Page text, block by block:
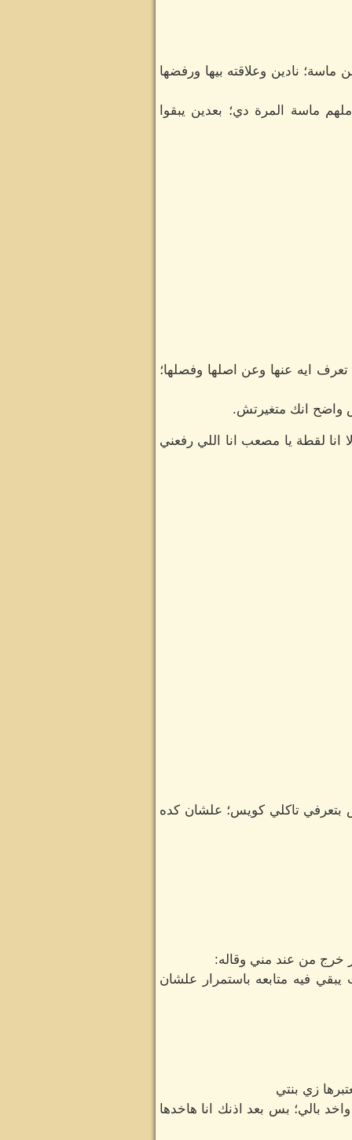
نادين وعلاقته بيها ورفضها
ماسة المرة دي؛ بعدين يبقوا
ايه عنها وعن اصلها وفصلها؛
واضح انك متغيرتش.
انا لقطة يا مصعب انا اللي رفعني
بتعرفي تاكلي كويس؛ علشان كده
خرج من عند مني وقاله:
فيه متابعه باستمرار علشان
زي بنتي
بالي؛ بس بعد اذنك انا هاخدها